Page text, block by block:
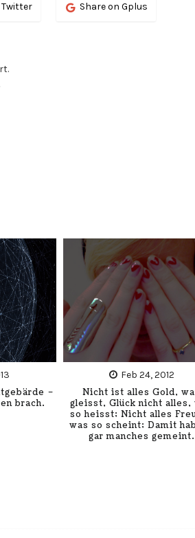
Twitter Share on Gplus
–
brach.
Feb 24, 2012
Nicht ist alles Gold,
gleisst, Glück nicht alles,
so heisst; Nicht alles
was so scheint; Damit
gar manches gemeint.